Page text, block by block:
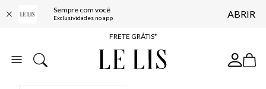
Sempre com você
Exclusividades no app ABRIR
ENTREGA EXPRESSA*
FRETE GRÁTIS*
BAIXE O APP